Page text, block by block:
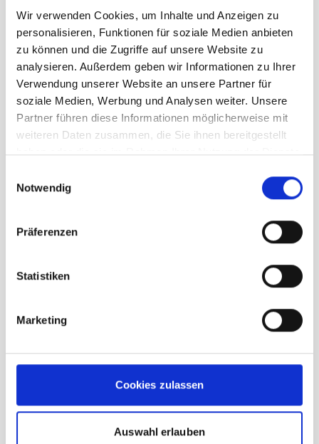
Wir verwenden Cookies, um Inhalte und Anzeigen zu
personalisieren, Funktionen für soziale Medien anbieten
zu können und die Zugriffe auf unsere Website zu
analysieren. Außerdem geben wir Informationen zu Ihrer
Verwendung unserer Website an unsere Partner für
soziale Medien, Werbung und Analysen weiter. Unsere
Partner führen diese Informationen möglicherweise mit
weiteren Daten zusammen, die Sie ihnen bereitgestellt
haben oder die sie im Rahmen Ihrer Nutzung der Dienste
Notwendig
Präferenzen
Statistiken
Marketing
Cookies zulassen
Auswahl erlauben
Größe
265
unser Preis ab:459,00 €-29 %
Menge
Modus
doppelter Blockiermechanismus
Light Fit-Innenschuh mit atmungsaktiver